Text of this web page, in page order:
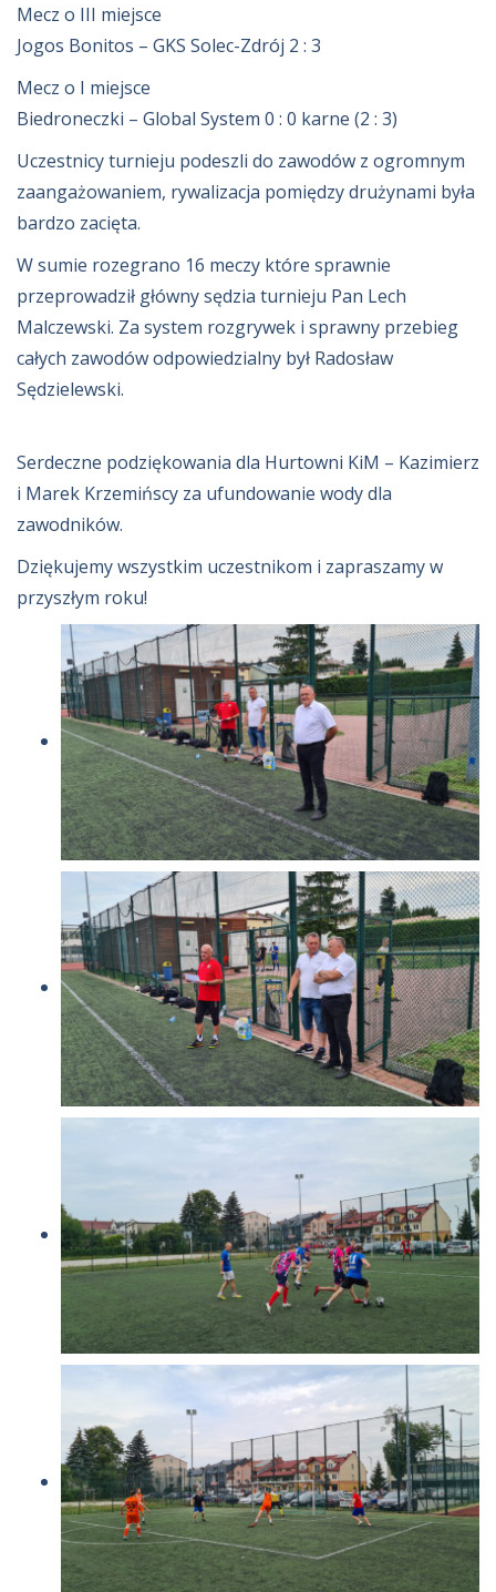
Mecz o III miejsce
Jogos Bonitos – GKS Solec-Zdrój 2 : 3
Mecz o I miejsce
Biedroneczki – Global System 0 : 0 karne (2 : 3)
Uczestnicy turnieju podeszli do zawodów z ogromnym
zaangażowaniem, rywalizacja pomiędzy drużynami była
bardzo zacięta.
W sumie rozegrano 16 meczy które sprawnie
przeprowadził główny sędzia turnieju Pan Lech
Malczewski. Za system rozgrywek i sprawny przebieg
całych zawodów odpowiedzialny był Radosław
Sędzielewski.
Serdeczne podziękowania dla Hurtowni KiM – Kazimierz
i Marek Krzemińscy za ufundowanie wody dla
zawodników.
Dziękujemy wszystkim uczestnikom i zapraszamy w
przyszłym roku!